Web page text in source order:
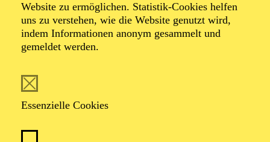
Website zu ermöglichen. Statistik-Cookies helfen
uns zu verstehen, wie die Website genutzt wird,
indem Informationen anonym gesammelt und
gemeldet werden.
Essenzielle Cookies
Foto: Benne Ochs
Märtig